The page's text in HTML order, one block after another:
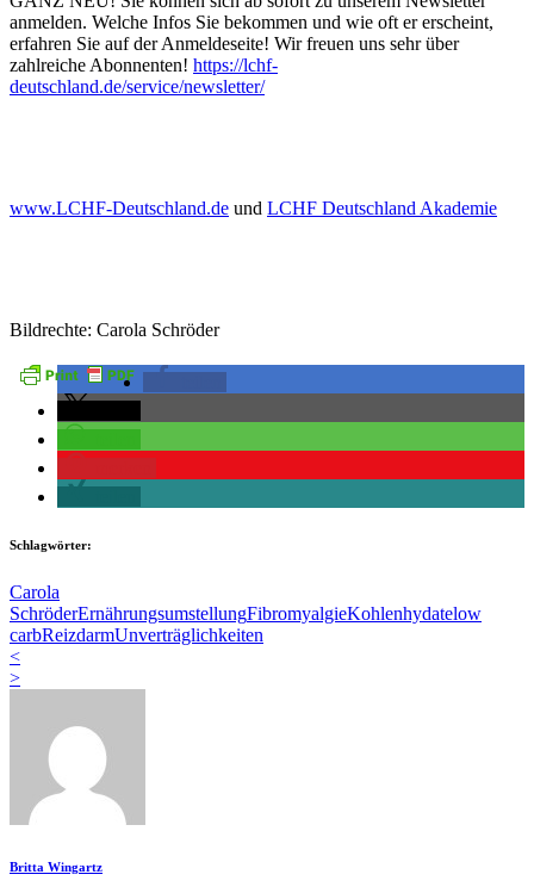
anmelden. Welche Infos Sie bekommen und wie oft er erscheint,
erfahren Sie auf der Anmeldeseite! Wir freuen uns sehr über
zahlreiche Abonnenten! https://lchf-
deutschland.de/service/newsletter/
www.LCHF-Deutschland.de und LCHF Deutschland Akademie
Bildrechte: Carola Schröder
Schlagwörter:
Carola
SchröderErnährungsumstellungFibromyalgieKohlenhydatelow
carbReizdarmUnverträglichkeiten
<
>
Britta Wingartz